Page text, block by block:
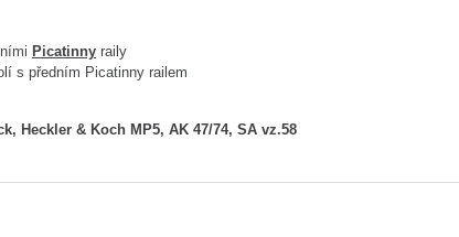
Picatinny raily
s předním Picatinny railem
Heckler & Koch MP5, AK 47/74, SA vz.58